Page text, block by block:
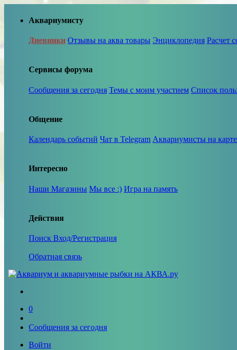
Аквариумисту
Дневники Отзывы на аква товары Энциклопедия Расчет
Сервисы форума
Сообщения за сегодня Темы с моим участием Список
Общение
Календарь событий Чат в Telegram Аквариумисты на карте
Интересно
Наши Магазины Мы все :) Игра на память
Действия
Поиск Вход/Регистрация
Обратная связь
0
Сообщения за сегодня
Войти